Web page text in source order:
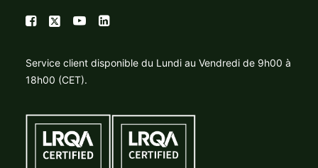
Service client disponible du Lundi au Vendredi de 9h00 à
18h00 (CET).